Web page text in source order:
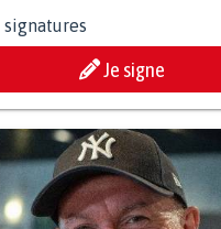
signatures
Je signe